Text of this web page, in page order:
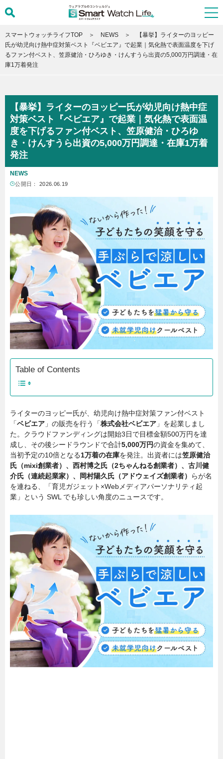
スマートウォッチライフTOP NEWS
【暴挙】ライターのヨッピー
氏が幼児向け熱中症対策ベスト『ベビエア』で起業｜気化熱で表面温度を下げ
るファン付ベスト、笠原健治・ひろゆき・けんすうら出資の5,000万円調達・在
庫1万着発注
【暴挙】ライターのヨッピー氏が幼児向け熱中症
対策ベスト『ベビエア』で起業｜気化熱で表面温
度を下げるファン付ベスト、笠原健治・ひろゆ
き・けんすうら出資の5,000万円調達・在庫1万着
発注
NEWS
公開日： 2026.06.19
Table of Contents
ライターのヨッピー氏が、幼児向け熱中症対策ファン付ベスト
「ベビエア 」の販売を行う「株式会社ベビエア 」を起業しまし
た。クラウドファンディングは開始3日で目標金額500万円を達
成し、その後シードラウンドで合計5,000万円の資金を集めて、
当初予定の10倍となる1万着の在庫を発注。出資者には笠原健治
氏（mixi創業者）、西村博之氏（2ちゃんねる創業者）、古川健
介氏（連続起業家）、岡村陽久氏（アドウェイズ創業者）
らが名
を連ねる、「育児ガジェット×Webメディアパーソナリティ起
業」という SWL でも珍しい角度のニュースです。